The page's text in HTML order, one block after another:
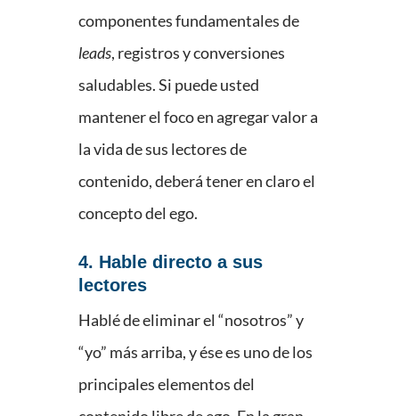
componentes fundamentales de
leads, registros y conversiones
saludables. Si puede usted
mantener el foco en agregar valor a
la vida de sus lectores de
contenido, deberá tener en claro el
concepto del ego.
4. Hable directo a sus
lectores
Hablé de eliminar el “nosotros” y
“yo” más arriba, y ése es uno de los
principales elementos del